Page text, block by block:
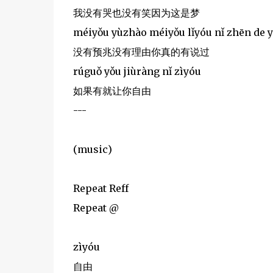
我没有哭也没有笑因为这是梦
méiyǒu yùzhào méiyǒu lǐyóu nǐ zhēn de
没有预兆没有理由你真的有说过
rúguǒ yǒu jiùràng nǐ zìyóu
如果有就让你自由
---
(music)
Repeat Reff
Repeat @
zìyóu
自由